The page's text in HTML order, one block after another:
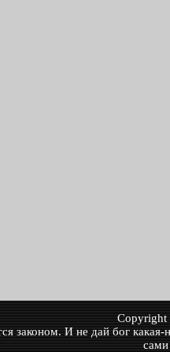
законом. И не дай бог какая-
сами